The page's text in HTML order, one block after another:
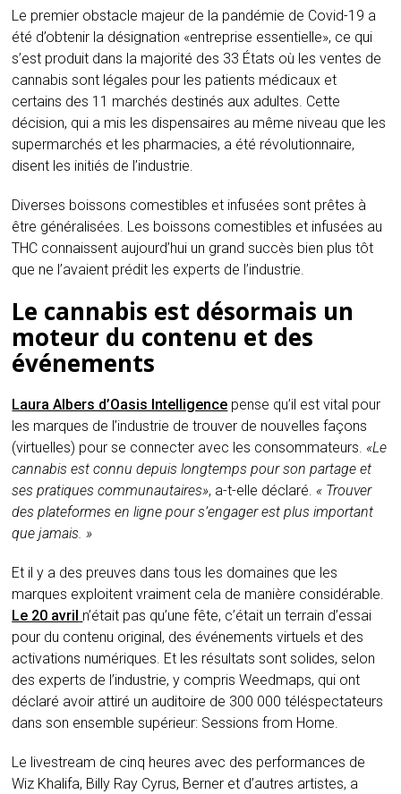
Le premier obstacle majeur de la pandémie de Covid-19 a
été d’obtenir la désignation «entreprise essentielle», ce qui
s’est produit dans la majorité des 33 États où les ventes de
cannabis sont légales pour les patients médicaux et
certains des 11 marchés destinés aux adultes. Cette
décision, qui a mis les dispensaires au même niveau que les
supermarchés et les pharmacies, a été révolutionnaire,
disent les initiés de l’industrie.
Diverses boissons comestibles et infusées sont prêtes à
être généralisées. Les boissons comestibles et infusées au
THC connaissent aujourd’hui un grand succès bien plus tôt
que ne l’avaient prédit les experts de l’industrie.
Le cannabis est désormais un
moteur du contenu et des
événements
Laura Albers d’Oasis Intelligence pense qu’il est vital pour
les marques de l’industrie de trouver de nouvelles façons
(virtuelles) pour se connecter avec les consommateurs. «Le
cannabis est connu depuis longtemps pour son partage et
ses pratiques communautaires», a-t-elle déclaré. « Trouver
des plateformes en ligne pour s’engager est plus important
que jamais. »
Et il y a des preuves dans tous les domaines que les
marques exploitent vraiment cela de manière considérable.
Le 20 avril n’était pas qu’une fête, c’était un terrain d’essai
pour du contenu original, des événements virtuels et des
activations numériques. Et les résultats sont solides, selon
des experts de l’industrie, y compris Weedmaps, qui ont
déclaré avoir attiré un auditoire de 300 000 téléspectateurs
dans son ensemble supérieur: Sessions from Home.
Le livestream de cinq heures avec des performances de
Wiz Khalifa, Billy Ray Cyrus, Berner et d’autres artistes, a